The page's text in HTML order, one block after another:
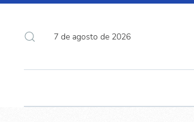
7 de agosto de 2026